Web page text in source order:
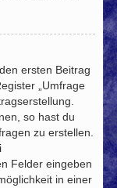
ersten Beitrag
„Umfrage
so hast du
zu erstellen.
Felder eingeben
in einer